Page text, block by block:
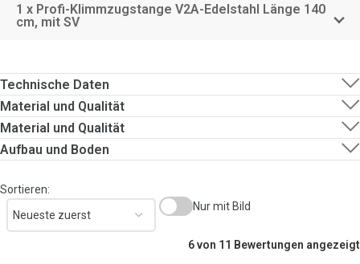
1 x Profi-Klimmzugstange V2A-Edelstahl Länge 140
cm, mit SV
Technische Daten
Material und Qualität
Material und Qualität
Aufbau und Boden
Sortieren:
Nur mit Bild
6 von 11 Bewertungen angezeigt